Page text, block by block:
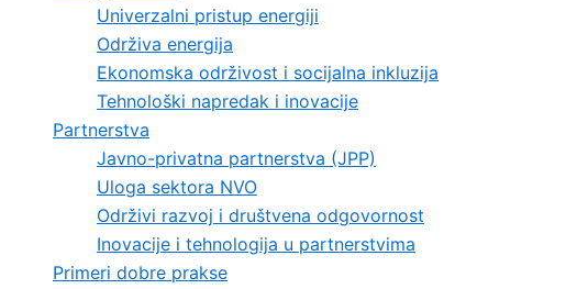
Univerzalni pristup energiji
Održiva energija
Ekonomska održivost i socijalna inkluzija
Tehnološki napredak i inovacije
Partnerstva
Javno-privatna partnerstva (JPP)
Uloga sektora NVO
Održivi razvoj i društvena odgovornost
Inovacije i tehnologija u partnerstvima
Primeri dobre prakse